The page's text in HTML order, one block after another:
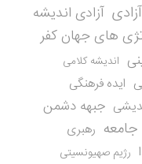
آزادی آزادی اندیشه
های جهان کفر
اندیشه کلامی
ایده فرهنگی
جبهه دشمن
رهبری
رژیم صهیونسیتی